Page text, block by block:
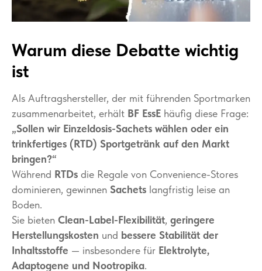
Warum diese Debatte wichtig
ist
Als Auftragshersteller, der mit führenden Sportmarken
zusammenarbeitet, erhält BF EssE häufig diese Frage:
„Sollen wir Einzeldosis-Sachets wählen oder ein
trinkfertiges (RTD) Sportgetränk auf den Markt
bringen?“
Während RTDs die Regale von Convenience-Stores
dominieren, gewinnen Sachets langfristig leise an
Boden.
Sie bieten Clean-Label-Flexibilität, geringere
Herstellungskosten und bessere Stabilität der
Inhaltsstoffe — insbesondere für Elektrolyte,
Adaptogene und Nootropika.